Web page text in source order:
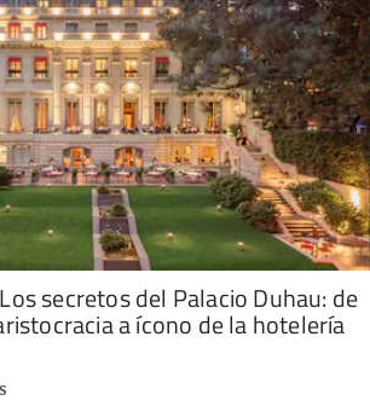
Los secretos del Palacio Duhau: de
a ícono de la hotelería